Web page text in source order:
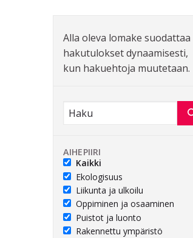
Alla oleva lomake suodattaa
hakutulokset dynaamisesti,
kun hakuehtoja muutetaan.
AIHEPIIRI
Kaikki
Ekologisuus
Liikunta ja ulkoilu
Oppiminen ja osaaminen
Puistot ja luonto
Rakennettu ympäristö